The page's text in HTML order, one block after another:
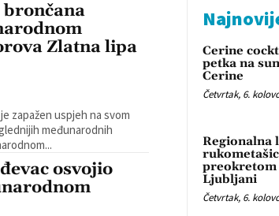
brončana
Zlatna lipa
zapažen uspjeh na svom
međunarodnih
osvojio
Cerine
petka na
Cerine
Četvrtak, 6.
Regionalna
preokretom
Ljubljani
Četvrtak, 6.